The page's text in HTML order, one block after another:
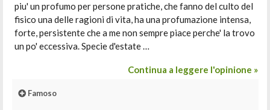
piu' un profumo per persone pratiche, che fanno del culto del
fisico una delle ragioni di vita, ha una profumazione intensa,
forte, persistente che a me non sempre piace perche' la trovo
un po' eccessiva. Specie d'estate …
Continua a leggere l'opinione »
Famoso